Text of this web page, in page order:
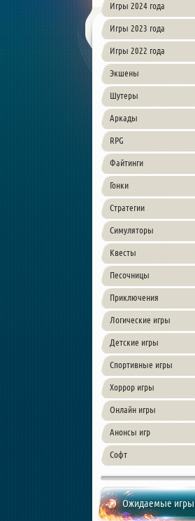
Игры 2024 года
Игры 2023 года
Игры 2022 года
Экшены
Шутеры
Аркады
RPG
Файтинги
Гонки
Стратегии
Симуляторы
Квесты
Песочницы
Приключения
Логические игры
Детские игры
Спортивные игры
Хоррор игры
Онлайн игры
Анонсы игр
Софт
Ожидаемые игры